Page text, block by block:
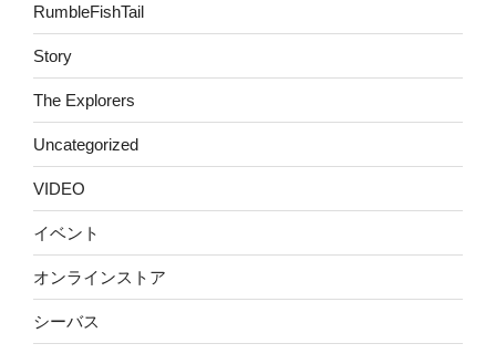
RumbleFishTail
Story
The Explorers
Uncategorized
VIDEO
イベント
オンラインストア
シーバス